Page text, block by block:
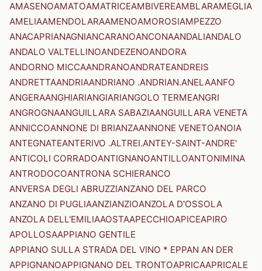
AMASENOAMATOAMATRICEAMBIVEREAMBLARAMEGLIA
AMELIAAMENDOLARAAMENOAMOROSIAMPEZZO
ANACAPRIANAGNIANCARANOANCONAANDALIANDALO
ANDALO VALTELLINOANDEZENOANDORA
ANDORNO MICCAANDRANOANDRATEANDREIS
ANDRETTAANDRIAANDRIANO .ANDRIAN.ANELAANFO
ANGERAANGHIARIANGIARIANGOLO TERMEANGRI
ANGROGNAANGUILLARA SABAZIAANGUILLARA VENETA
ANNICCOANNONE DI BRIANZAANNONE VENETOANOIA
ANTEGNATEANTERIVO .ALTREI.ANTEY-SAINT-ANDRE'
ANTICOLI CORRADOANTIGNANOANTILLOANTONIMINA
ANTRODOCOANTRONA SCHIERANCO
ANVERSA DEGLI ABRUZZIANZANO DEL PARCO
ANZANO DI PUGLIAANZIANZIOANZOLA D'OSSOLA
ANZOLA DELL'EMILIAAOSTAAPECCHIOAPICEAPIRO
APOLLOSAAPPIANO GENTILE
APPIANO SULLA STRADA DEL VINO * EPPAN AN DER
APPIGNANOAPPIGNANO DEL TRONTOAPRICAAPRICALE